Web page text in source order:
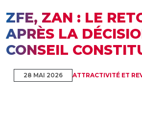
ZFE, ZAN : LE
APRÈS LA
CONSEIL
28 MAI 2026 ATTRACTIVITÉ ET